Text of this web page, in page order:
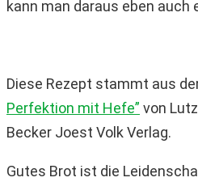
kann man daraus eben auch
Diese Rezept stammt aus
Perfektion mit Hefe” von
Becker Joest Volk Verlag.
Gutes Brot ist die